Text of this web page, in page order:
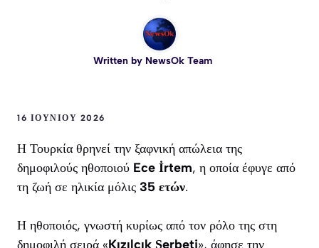
Written by NewsOk Team
16 ΙΟΥΝΊΟΥ 2026
Η Τουρκία θρηνεί την ξαφνική απώλεια της
δημοφιλούς ηθοποιού Ece İrtem, η οποία έφυγε από
τη ζωή σε ηλικία μόλις 35 ετών.
Η ηθοποιός, γνωστή κυρίως από τον ρόλο της στη
δημοφιλή σειρά «Kızılcık Şerbeti», άφησε την